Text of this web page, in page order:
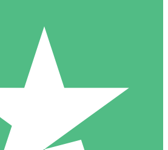
Crediti Individuali
crediti di download. Nessun impegno
1 Download